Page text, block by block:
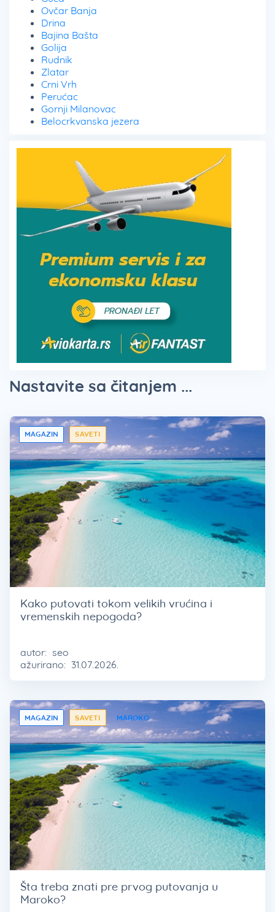
Ovčar Banja
Drina
Bajina Bašta
Golija
Rudnik
Zlatar
Crni Vrh
Perućac
Gornji Milanovac
Belocrkvanska jezera
Nastavite sa čitanjem ...
MAGAZIN SAVETI
Kako putovati tokom velikih vrućina i
vremenskih nepogoda?
autor: seo
ažurirano: 31.07.2026.
MAGAZIN SAVETI MAROKO
Šta treba znati pre prvog putovanja u
Maroko?